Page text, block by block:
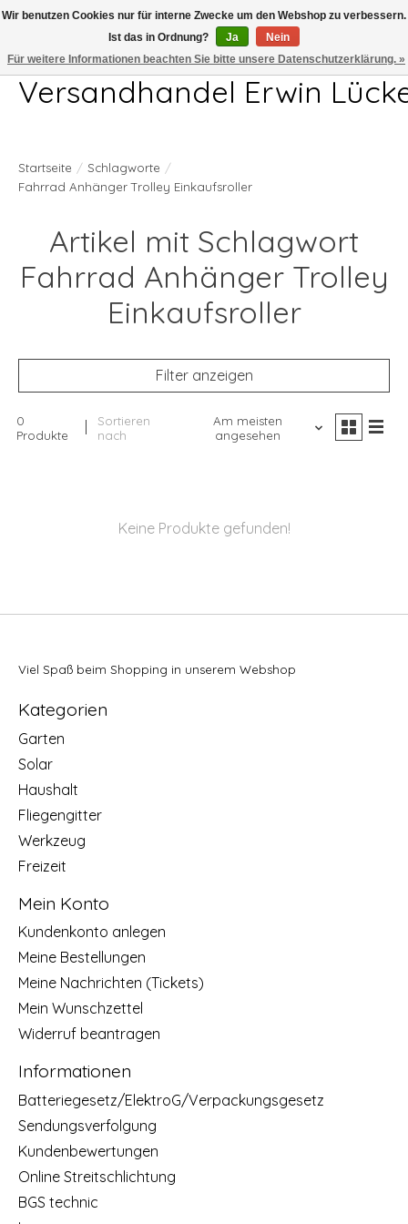
Telefon 04407 715872 MO-DO 7.00-17.00Uhr FR 7.00-13.00Uhr
Versandhandel Erwin
Startseite / Schlagworte /
Fahrrad Anhänger Trolley Einkaufsroller
Artikel mit Schlagwort
Fahrrad Anhänger Trolley
Einkaufsroller
Filter anzeigen
0
Produkte
Sortieren
nach
Am meisten
angesehen
Keine Produkte gefunden!
Viel Spaß beim Shopping in unserem Webshop
Kategorien
Garten
Solar
Haushalt
Fliegengitter
Werkzeug
Freizeit
Mein Konto
Kundenkonto anlegen
Meine Bestellungen
Meine Nachrichten (Tickets)
Mein Wunschzettel
Widerruf beantragen
Informationen
Batteriegesetz/ElektroG/Verpackungsgesetz
Sendungsverfolgung
Kundenbewertungen
Online Streitschlichtung
BGS technic
Wir benutzen Cookies nur für interne Zwecke um den Webshop zu verbessern.
Ist das in Ordnung?
Ja
Nein
Für weitere Informationen beachten Sie bitte unsere Datenschutzerklärung. »